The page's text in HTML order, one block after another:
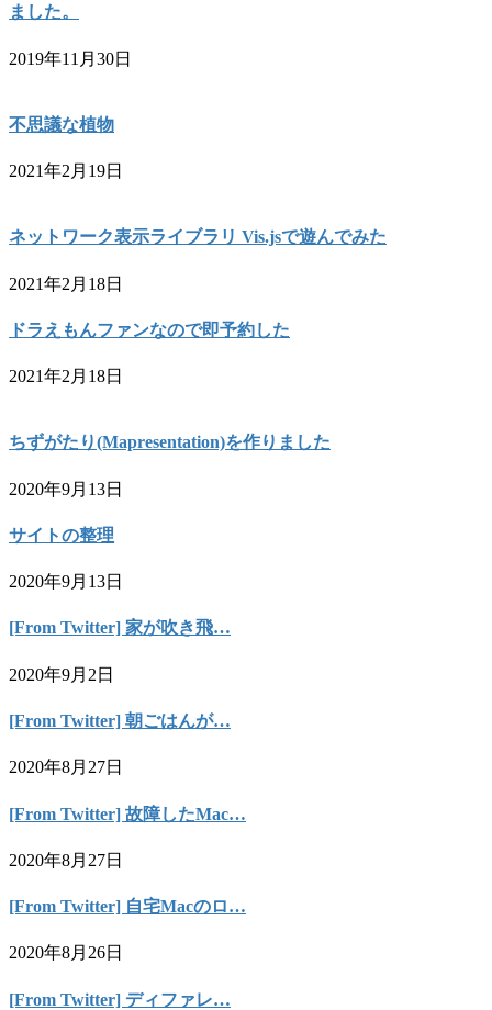
ました。
2019年11月30日
不思議な植物
2021年2月19日
ネットワーク表示ライブラリ Vis.jsで遊んでみた
2021年2月18日
ドラえもんファンなので即予約した
2021年2月18日
ちずがたり(Mapresentation)を作りました
2020年9月13日
サイトの整理
2020年9月13日
[From Twitter] 家が吹き飛…
2020年9月2日
[From Twitter] 朝ごはんが…
2020年8月27日
[From Twitter] 故障したMac…
2020年8月27日
[From Twitter] 自宅Macのロ…
2020年8月26日
[From Twitter] ディファレ…